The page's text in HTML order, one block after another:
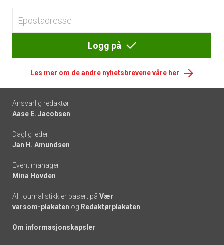
Logg på
Les mer om de andre nyhetsbrevene våre her
Footer
-
links
Ansvarlig redaktør:
Aase E. Jacobsen
Daglig leder:
Jan H. Amundsen
Event manager:
Mina Hovden
All journalistikk er basert på Vær
varsom-plakaten og Redaktørplakaten
Om informasjonskapsler